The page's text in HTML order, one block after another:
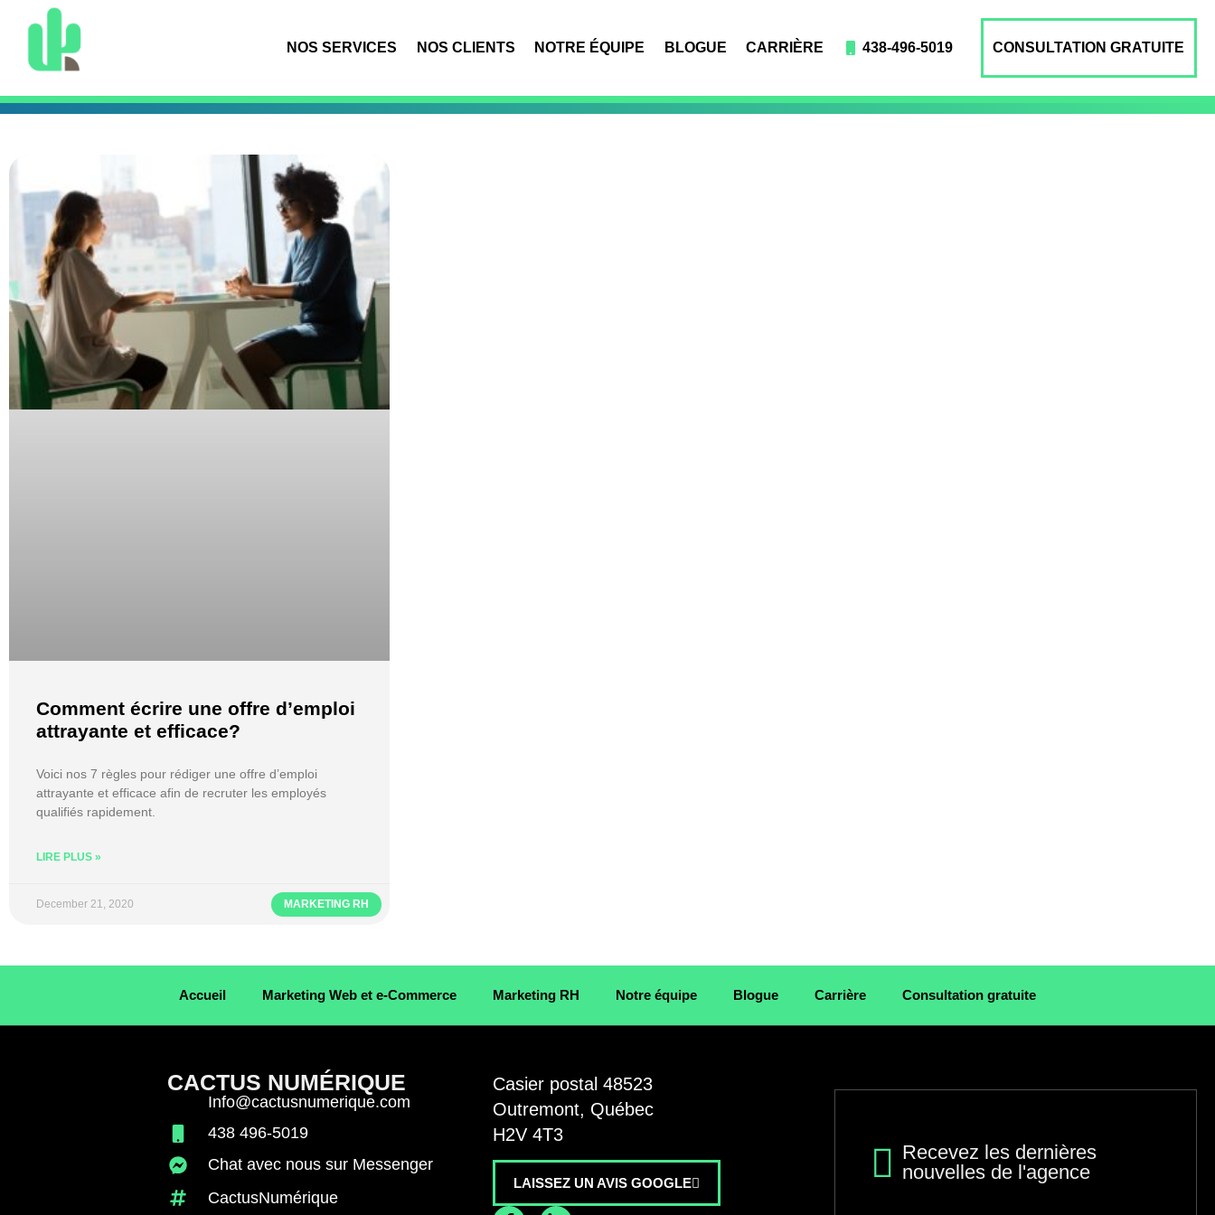
NOS SERVICES NOS CLIENTS NOTRE ÉQUIPE BLOGUE CARRIÈRE 438-496-5019 CONSULTATION GRATUITE
MARKETING RH
Comment écrire une offre d’emploi
attrayante et efficace?
Voici nos 7 règles pour rédiger une offre d’emploi
attrayante et efficace afin de recruter les employés
qualifiés rapidement.
LIRE PLUS »
December 21, 2020
Accueil Marketing Web et e-Commerce Marketing RH Notre équipe Blogue Carrière Consultation gratuite
CACTUS NUMÉRIQUE
Info@cactusnumerique.com
438 496-5019
Chat avec nous sur Messenger
CactusNumérique
Casier postal 48523
Outremont, Québec
H2V 4T3
LAISSEZ UN AVIS GOOGLE
Recevez les dernières
nouvelles de l'agence